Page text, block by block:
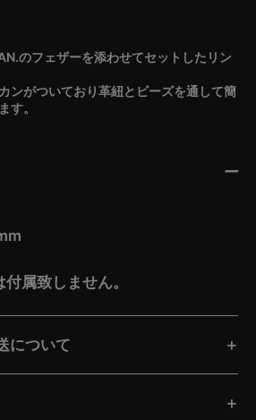
のフェザーを添わせてセットしたリン
ンがついており革紐とビーズを通して簡
す。
属致しません。
について